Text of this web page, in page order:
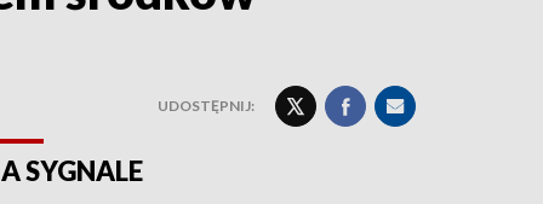
UDOSTĘPNIJ:
SYGNALE